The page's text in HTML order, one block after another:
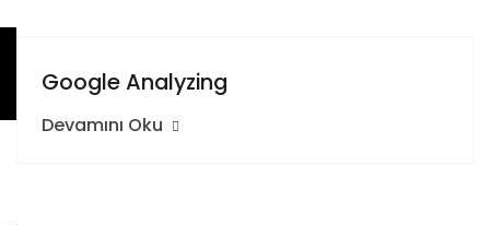
Google Analyzing
Devamını Oku